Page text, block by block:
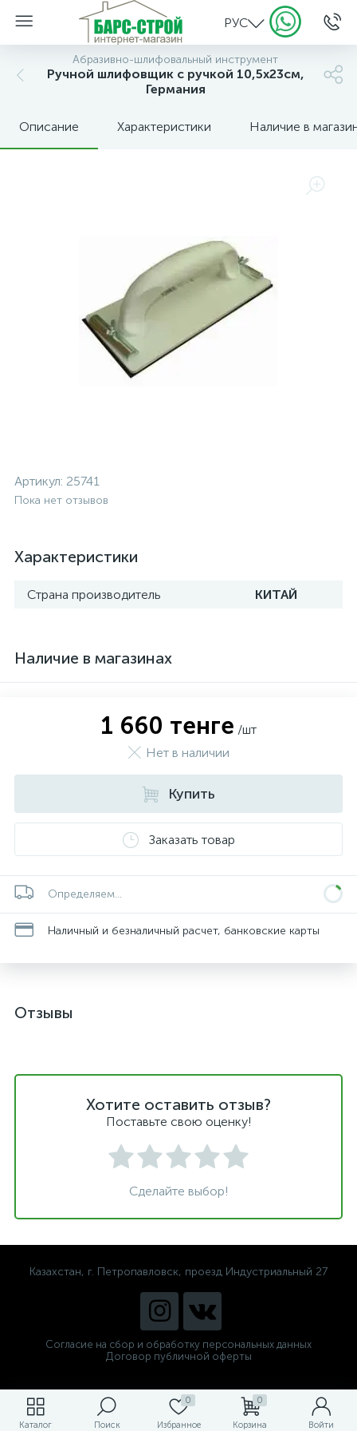
РУС
Каталог Поиск
0
Избранное
0
Корзина Войти
Абразивно-шлифовальный инструмент
Ручной шлифовщик с ручкой 10,5х23см,
Германия
Описание Характеристики Наличие в
Артикул: 25741
Пока нет отзывов
Характеристики
Страна производитель КИТАЙ
Наличие в магазинах
1 660 тенге /шт
Нет в наличии
Купить
Заказать товар
Определяем...
Наличный и безналичный расчет, банковские карты
Отзывы
Хотите оставить отзыв?
Поставьте свою оценку!
Сделайте выбор!
Казахстан, г. Петропавловск, проезд Индустриальный 27
Согласие на сбор и обработку персональных данных
Договор публичной оферты